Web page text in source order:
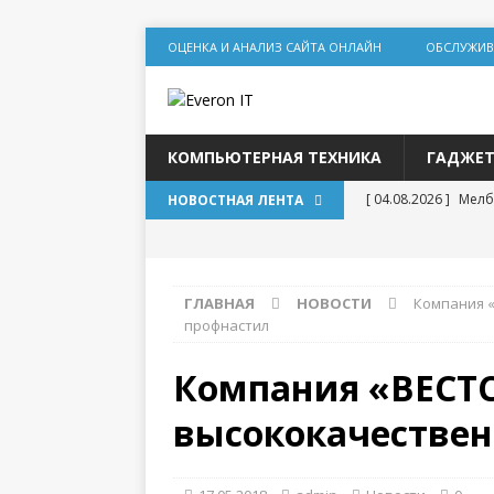
ОЦЕНКА И АНАЛИЗ САЙТА ОНЛАЙН
КОМПЬЮТЕРНАЯ ТЕХНИКА
НОВОСТНАЯ ЛЕНТА [ 04.08.2026 ]
дилеммы
[ 30.07.2026 ] База
для статейного
ГЛАВНАЯ НОВОСТИ
Компания
профнастил
Компания